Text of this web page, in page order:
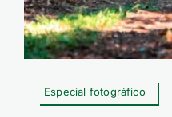
Especial fotográfico